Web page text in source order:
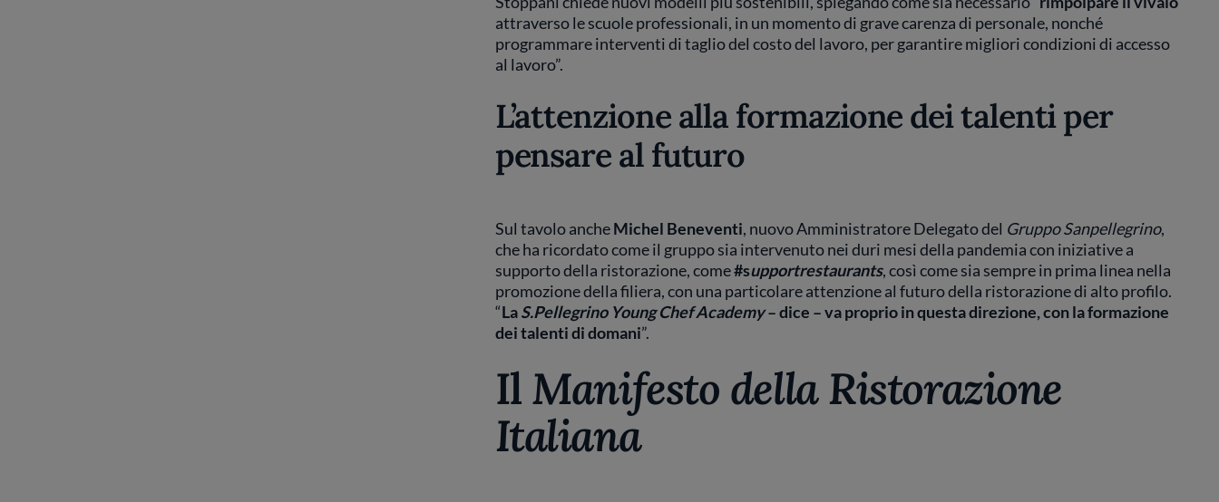
attraverso le scuole professionali, in un momento di grave carenza di personale, nonché
programmare interventi di taglio del costo del lavoro, per garantire migliori condizioni di accesso
al lavoro”.
L’attenzione alla formazione dei talenti per
pensare al futuro
Sul tavolo ancheMichel Beneventi, nuovo Amministratore Delegato del Gruppo Sanpellegrino,
che ha ricordato come il gruppo sia intervenuto nei duri mesi della pandemia con iniziative a
supporto della ristorazione, come#supportrestaurants, così come sia sempre in prima linea nella
promozione della filiera, con una particolare attenzione al futuro della ristorazione di alto profilo.
“LaS.Pellegrino Young Chef Academy– dice – va proprio in questa direzione, con la formazione
dei talenti di domani”.
IlManifesto della Ristorazione
Italiana